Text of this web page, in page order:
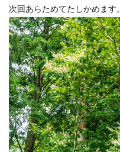
次回あらためてたしかめます。